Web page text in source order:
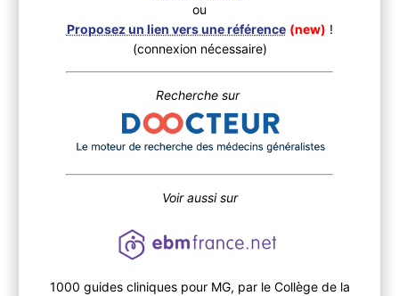
ou
Proposez un lien vers une référence (new) !
(connexion nécessaire)
Recherche sur
Voir aussi sur
1000 guides cliniques pour MG, par le Collège de la